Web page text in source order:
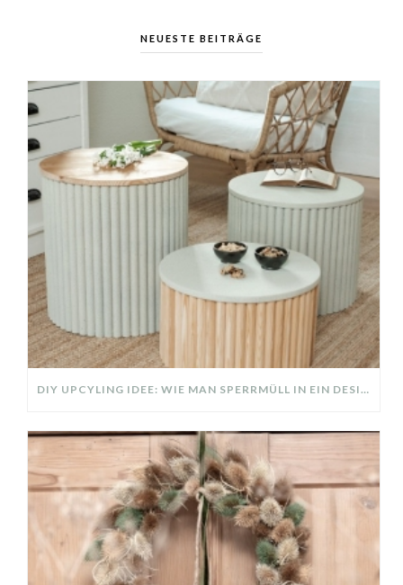
NEUESTE BEITRÄGE
DIY UPCYLING IDEE: WIE MAN SPERRMÜLL IN EIN DESIGNER TEIL VERWANDELT